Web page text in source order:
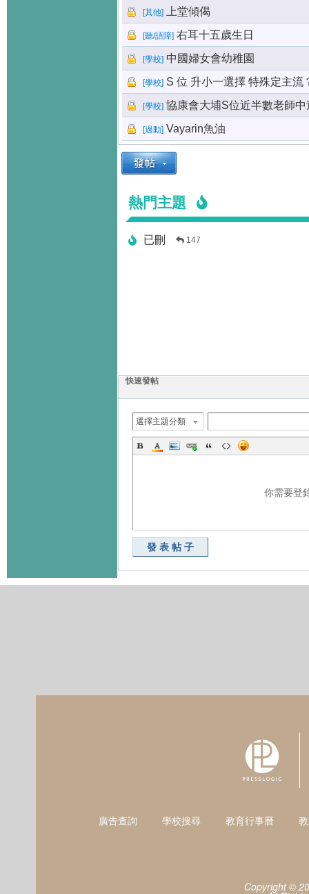
[其他] 上堂傾偈
[聽/語障] 右耳十五歲生日
[學校] 中國婦女會幼稚園
[學校] S 位 升小一選擇 特殊定主流
[學校] 協康會大埔S位近半數老師中
[過動] Vayarin魚油
熱門主題
已刪 147
快速發帖
選擇主題分類
你需要登
發表帖子
廣告查詢 學校搜尋 教育行事曆
Copyright ©